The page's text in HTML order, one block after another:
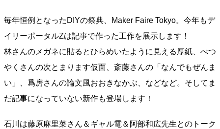
毎年恒例となったDIYの祭典、Maker Faire Tokyo。今年もデ
イリーポータルZは記事で作った工作を展示します！
林さんのメガネに貼るとひらめいたように見える厚紙、べつ
やくさんの次とまります仮面、斎藤さんの「なんでもぜんま
い」、爲房さんの論文風おおきなかぶ、などなど。そしてま
だ記事になっていない新作も登場します！
石川は藤原麻里菜さん＆ギャル電＆阿部和広先生とのトーク